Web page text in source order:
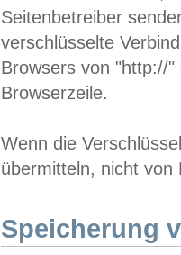
Seitenbetreiber
verschlüsselte
Browsers von "http://
Browserzeile.
Wenn die
übermitteln, nicht von
Speicherung